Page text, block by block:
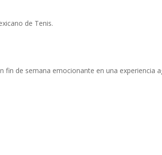
de Tenis.
fin de semana emocionante en una experiencia